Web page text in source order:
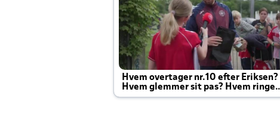
Hvem overtager nr.10 efter Eriksen?
Hvem glemmer sit pas? Hvem ringer
Joachim altid til efter kampe?